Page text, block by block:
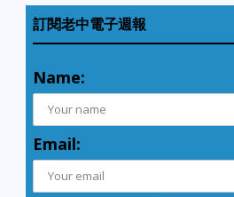
訂閱老中電子週報
Name:
Email: